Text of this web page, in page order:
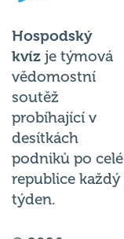
Hospodský
kvíz je týmová
vědomostní
soutěž
probíhající v
desítkách
podniků po celé
republice každý
týden.